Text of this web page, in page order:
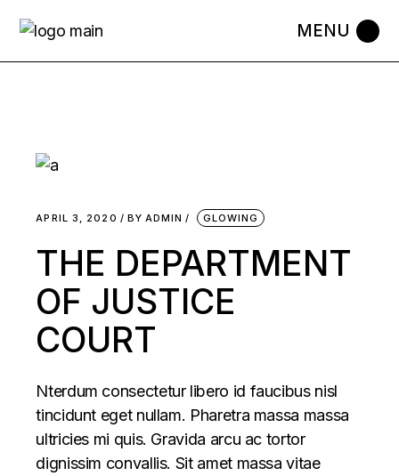
the
APRIL 3, 2020 BY ADMIN GLOWING
THE DEPARTMENT
OF JUSTICE
COURT
Nterdum consectetur libero id faucibus nisl
tincidunt eget nullam. Pharetra massa massa
ultricies mi quis. Gravida arcu ac tortor
dignissim convallis. Sit amet massa vitae